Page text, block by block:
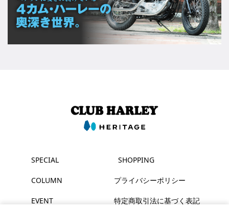
SPECIAL
COLUMN
EVENT
SHOPPING
プライバシーポリシー
特定商取引法に基づく表記